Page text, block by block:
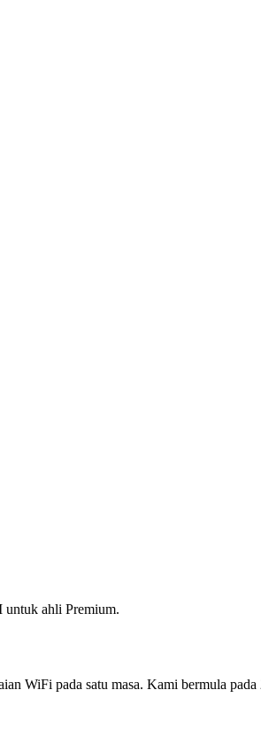
ahli Premium.
WiFi pada satu masa. Kami bermula